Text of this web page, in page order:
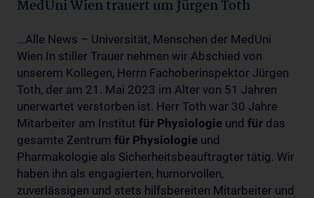
MedUni Wien trauert um Jürgen Toth
...Alle News – Universität, Menschen der MedUni
Wien In stiller Trauer nehmen wir Abschied von
unserem Kollegen, Herrn Fachoberinspektor Jürgen
Toth, der am 21. Mai 2023 im Alter von 51 Jahren
unerwartet verstorben ist. Herr Toth war 30 Jahre
Mitarbeiter am Institut für Physiologie und für das
gesamte Zentrum für Physiologie und
Pharmakologie als Sicherheitsbeauftragter tätig. Wir
haben ihn als engagierten, humorvollen,
zuverlässigen und stets hilfsbereiten Mitarbeiter und